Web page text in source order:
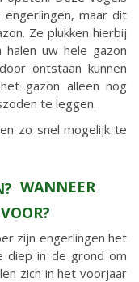
maar dit
Ze plukken hierbij
uw hele gazon
ontstaan kunnen
gazon alleen nog
te leggen.
zo snel mogelijk te
WANNEER
zijn engerlingen het
diep in de grond om
zich in het voorjaar